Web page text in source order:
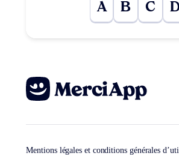
A B C
Mentions légales et conditions générales